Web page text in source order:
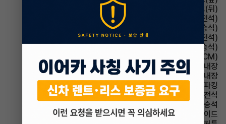
시트 열선시트(뒤)
시트 메모리시트(운전석)
시트 메모리시트(동승석)
시트 통풍시트(운전석)
시트 통풍시트(동승석)
룸미러 전자식 룸미러(ECM)
룸미러 하이패스 내장
스티어링휠 열선내장
파킹 전자식 파킹
에어백 운전석
에어백 동승석
에어백 사이드